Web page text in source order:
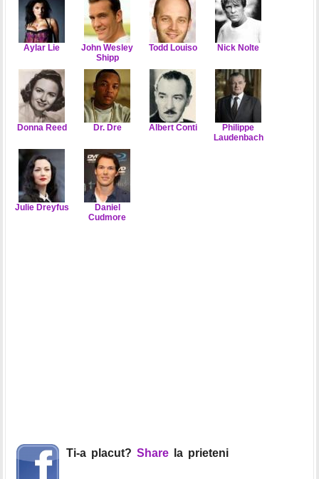
Aylar Lie
John Wesley
Shipp
Todd Louiso Nick Nolte
Donna Reed Dr. Dre Albert Conti
Philippe
Laudenbach
Julie Dreyfus
Daniel
Cudmore
Ti-a placut? Share la prieteni